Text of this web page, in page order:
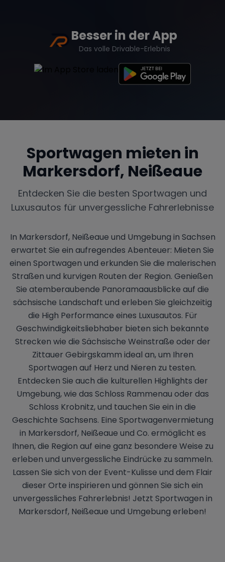
Rolls Royce
Maserati
Besser in der App
Das volle Drivable-Erlebnis
Sportwagen mieten in
Markersdorf, Neißeaue
Entdecken Sie die besten Sportwagen und
Luxusautos für unvergessliche Fahrerlebnisse
In Markersdorf, Neißeaue und Umgebung in Sachsen
erwartet Sie ein aufregendes Abenteuer: Mieten Sie
einen Sportwagen und erkunden Sie die malerischen
Straßen und kurvigen Routen der Region. Genießen
Sie atemberaubende Panoramaausblicke auf die
sächsische Landschaft und erleben Sie gleichzeitig
die High Performance eines Luxusautos. Für
Geschwindigkeitsliebhaber bieten sich bekannte
Strecken wie die Sächsische Weinstraße oder der
Zittauer Gebirgskamm ideal an, um Ihren
Sportwagen auf Herz und Nieren zu testen.
Entdecken Sie auch die kulturellen Highlights der
Umgebung, wie das Schloss Rammenau oder das
Schloss Krobnitz, und tauchen Sie ein in die
Geschichte Sachsens. Eine Sportwagenvermietung
in Markersdorf, Neißeaue und Co. ermöglicht es
Ihnen, die Region auf eine ganz besondere Weise zu
erleben und unvergessliche Eindrücke zu sammeln.
Lassen Sie sich von der Event-Kulisse und dem Flair
dieser Orte inspirieren und gönnen Sie sich ein
unvergessliches Fahrerlebnis! Jetzt Sportwagen in
Markersdorf, Neißeaue und Umgebung erleben!